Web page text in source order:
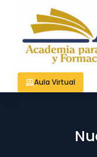
Aula Virtual